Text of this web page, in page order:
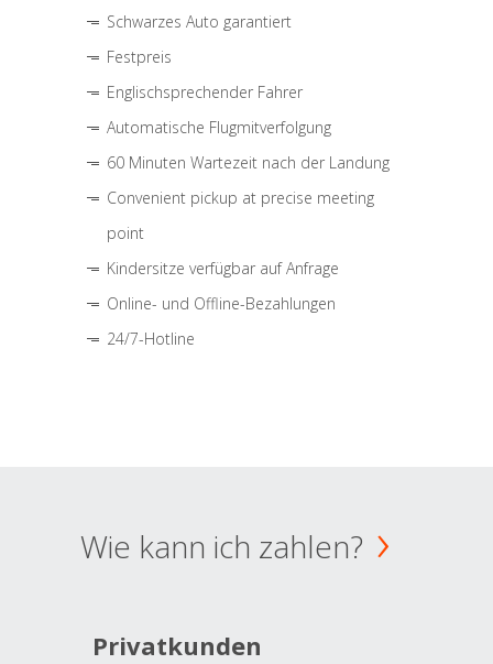
Schwarzes Auto garantiert
Festpreis
Englischsprechender Fahrer
Automatische Flugmitverfolgung
60 Minuten Wartezeit nach der Landung
Convenient pickup at precise meeting
point
Kindersitze verfügbar auf Anfrage
Online- und Offline-Bezahlungen
24/7-Hotline
Wie kann ich zahlen?
Privatkunden